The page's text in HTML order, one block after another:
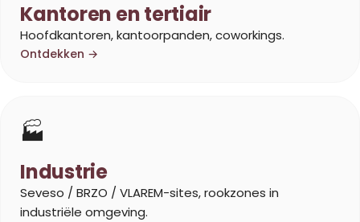
Kantoren en tertiair
Hoofdkantoren, kantoorpanden, coworkings.
Ontdekken →
🏭
Industrie
Seveso / BRZO / VLAREM-sites, rookzones in
industriële omgeving.